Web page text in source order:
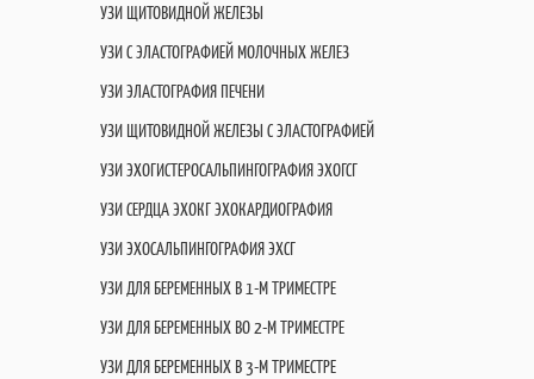
УЗИ ЩИТОВИДНОЙ ЖЕЛЕЗЫ
УЗИ С ЭЛАСТОГРАФИЕЙ МОЛОЧНЫХ ЖЕЛЕЗ
УЗИ ЭЛАСТОГРАФИЯ ПЕЧЕНИ
УЗИ ЩИТОВИДНОЙ ЖЕЛЕЗЫ С ЭЛАСТОГРАФИЕЙ
УЗИ ЭХОГИСТЕРОСАЛЬПИНГОГРАФИЯ ЭХОГСГ
УЗИ СЕРДЦА ЭХОКГ ЭХОКАРДИОГРАФИЯ
УЗИ ЭХОСАЛЬПИНГОГРАФИЯ ЭХСГ
УЗИ ДЛЯ БЕРЕМЕННЫХ В 1-М ТРИМЕСТРЕ
УЗИ ДЛЯ БЕРЕМЕННЫХ ВО 2-М ТРИМЕСТРЕ
УЗИ ДЛЯ БЕРЕМЕННЫХ В 3-М ТРИМЕСТРЕ